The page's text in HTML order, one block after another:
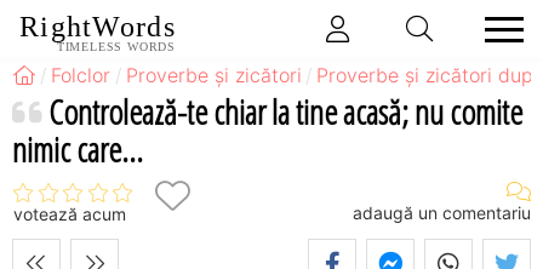
RightWords
TIMELESS WORDS
Folclor Proverbe și zicători Proverbe și zicători
Controlează-te chiar la tine acasă; nu comite
nimic care...
votează acum adaugă un comentariu